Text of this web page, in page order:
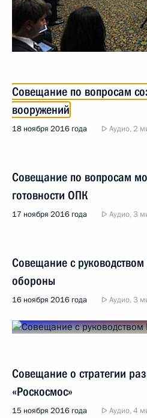
Совещание по вопросам
вооружений
18 ноября 2016 года Аудио, 2
Совещание по вопросам
готовности ОПК
17 ноября 2016 года Аудио, 3
Совещание с
обороны
16 ноября 2016 года Аудио, 3
Совещание о стратегии
«Роскосмос»
15 ноября 2016 года Аудио, 4